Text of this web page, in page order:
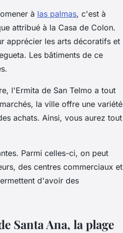
à las palmas, c'est à
attribué à la Casa de Colon.
apprécier les arts décoratifs et
Les bâtiments de ce
l'Ermita de San Telmo a tout
la ville offre une variété
achats. Ainsi, vous aurez tout
Parmi celles-ci, on peut
des centres commerciaux et
d'avoir des
Santa Ana, la plage